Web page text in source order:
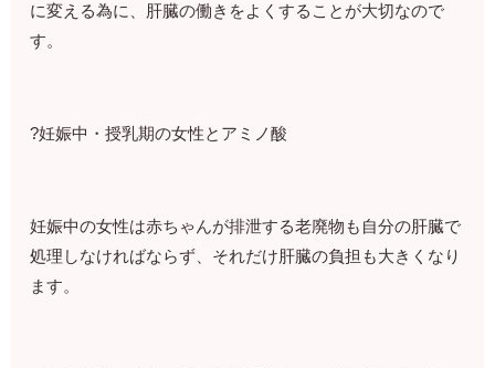
に変える為に、肝臓の働きをよくすることが大切なので
す。
?妊娠中・授乳期の女性とアミノ酸
妊娠中の女性は赤ちゃんが排泄する老廃物も自分の肝臓で
処理しなければならず、それだけ肝臓の負担も大きくなり
ます。